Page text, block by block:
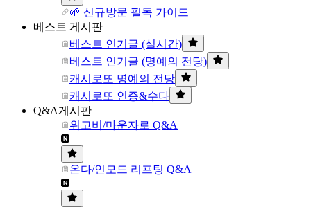
🌱 신규방문 필독 가이드
베스트 게시판
베스트 인기글 (실시간)
베스트 인기글 (명예의 전당)
캐시로또 명예의 전당
캐시로또 인증&수다
Q&A게시판
위고비/마운자로 Q&A
온다/인모드 리프팅 Q&A